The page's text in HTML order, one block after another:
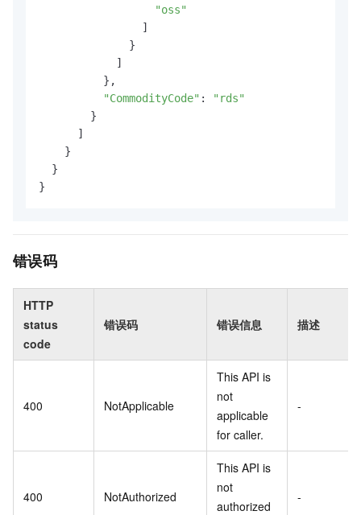
"oss"
                ]
              }
            ]
          },
"CommodityCode" :
"rds"
        }
      ]
    }
  }
}
错误码
HTTP
status
code
错误码 错误信息 描述
400 NotApplicable
This API is
not
applicable
for caller.
-
400 NotAuthorized
This API is
not
authorized
-